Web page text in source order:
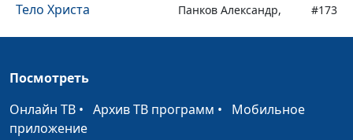
Тело Христа
Панков Александр,
#173
часть)
Живая Жертва (первая
часть)
Панков Александр,
Посмотреть
Онлайн ТВ • Архив ТВ программ • Мобильное
приложение